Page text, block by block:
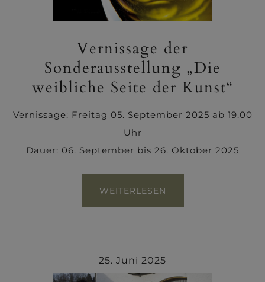
Vernissage der
Sonderausstellung „Die
weibliche Seite der Kunst“
Vernissage: Freitag 05. September 2025 ab 19.00
Uhr
Dauer: 06. September bis 26. Oktober 2025
WEITERLESEN
25. Juni 2025